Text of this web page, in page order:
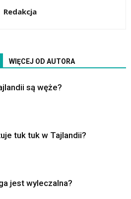
Redakcja
WIĘCEJ OD AUTORA
są węże?
tuk tuk w Tajlandii?
jest wyleczalna?